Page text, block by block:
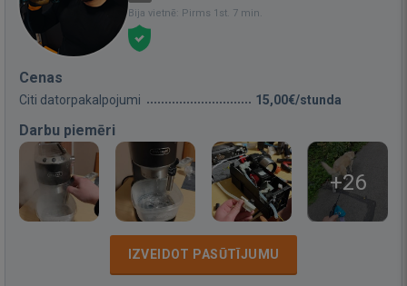
Bija vietnē: Pirms 1st. 7 min.
Cenas
Citi datorpakalpojumi 15,00€/stunda
Darbu piemēri
+26
IZVEIDOT PASŪTĪJUMU